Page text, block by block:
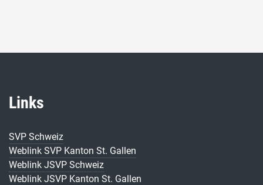
Links
SVP Schweiz
Weblink SVP Kanton St. Gallen
Weblink JSVP Schweiz
Weblink JSVP Kanton St. Gallen